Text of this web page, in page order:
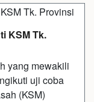
KSM Tk.
yang mewakili
uji coba
(KSM)